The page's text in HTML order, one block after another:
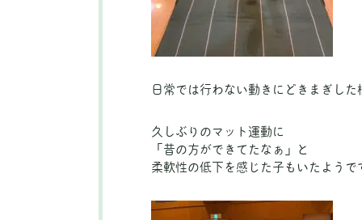
日常では行わない動きにどきまぎした
久しぶりのマット運動に
「昔の方ができてたなぁ」と
柔軟性の低下を感じた子もいたようで